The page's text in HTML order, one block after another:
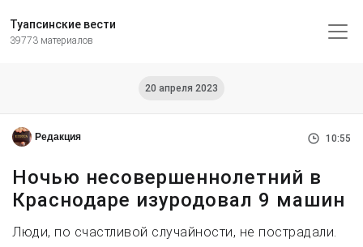
Туапсинские вести
39773 материалов
20 апреля 2023
Редакция 10:55
Ночью несовершеннолетний в
Краснодаре изуродовал 9 машин
Люди, по счастливой случайности, не пострадали.